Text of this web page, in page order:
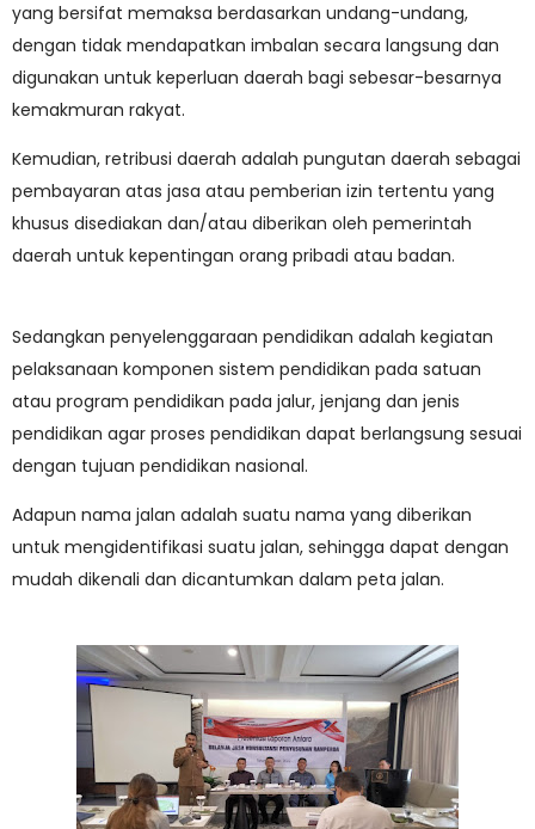
yang bersifat memaksa berdasarkan undang-undang,
dengan tidak mendapatkan imbalan secara langsung dan
digunakan untuk keperluan daerah bagi sebesar-besarnya
kemakmuran rakyat.
Kemudian, retribusi daerah adalah pungutan daerah sebagai
pembayaran atas jasa atau pemberian izin tertentu yang
khusus disediakan dan/atau diberikan oleh pemerintah
daerah untuk kepentingan orang pribadi atau badan.
Sedangkan penyelenggaraan pendidikan adalah kegiatan
pelaksanaan komponen sistem pendidikan pada satuan
atau program pendidikan pada jalur, jenjang dan jenis
pendidikan agar proses pendidikan dapat berlangsung sesuai
dengan tujuan pendidikan nasional.
Adapun nama jalan adalah suatu nama yang diberikan
untuk mengidentifikasi suatu jalan, sehingga dapat dengan
mudah dikenali dan dicantumkan dalam peta jalan.